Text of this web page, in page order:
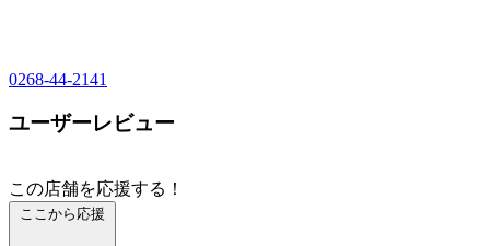
0268-44-2141
ユーザーレビュー
この店舗を応援する！
ここから応援